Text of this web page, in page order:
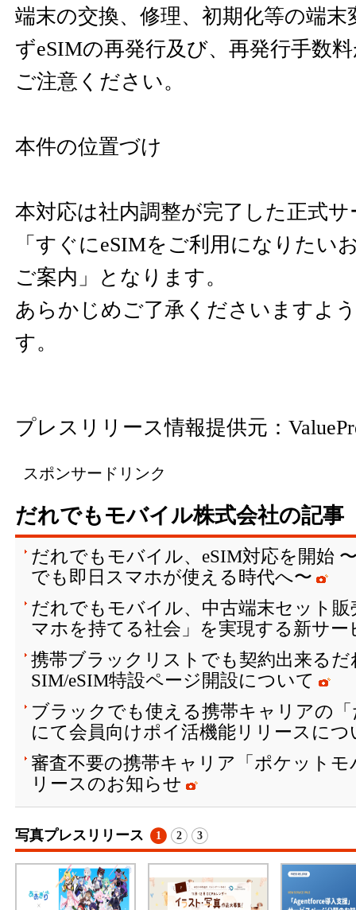
端末の交換、修理、初期化等の端
ずeSIMの再発行及び、再発行手数
ご注意ください。
本件の位置づけ
本対応は社内調整が完了した正式
「すぐにeSIMをご利用になりたい
ご案内」となります。
あらかじめご了承くださいますよ
す。
プレスリリース情報提供元：
スポンサードリンク
だれでもモバイル株式会社の記事
だれでもモバイル、eSIM対応を開始
でも即日スマホが使える時代へ〜
だれでもモバイル、中古端末セット
マホを持てる社会」を実現する新サー
携帯ブラックリストでも契約出来る
SIM/eSIM特設ページ開設について
ブラックでも使える携帯キャリアの
にて会員向けポイ活機能リリースにつ
審査不要の携帯キャリア「ポケット
リースのお知らせ
写真プレスリリース 1 2 3